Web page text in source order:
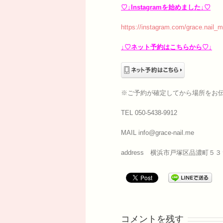
♡↓Instagramを始めました↓♡
https://instagram.com/
↓♡ネット予約はこちらから♡↓
※ご予約が確定してから場所をお
TEL 050-5438-9912
MAIL info@grace-nail.me
address 横浜市戸塚区品濃町５３
コメントを残す